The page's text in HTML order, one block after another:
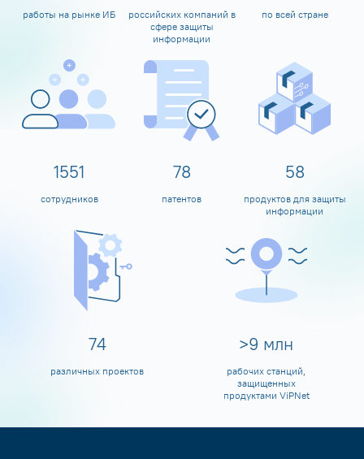
работы на рынке ИБ
российских компаний в
сфере защиты
информации
по всей стране
1600
сотрудников
80
патентов
60
продуктов для защиты
информации
80
различных проектов
>10 млн
рабочих станций,
защищенных
продуктами ViPNet